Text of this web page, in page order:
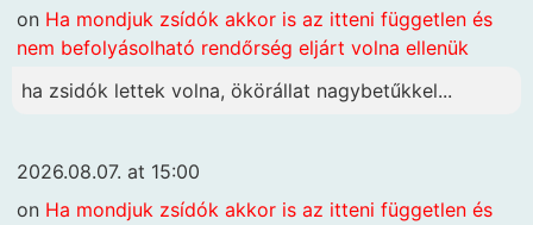
on Ha mondjuk zsídók akkor is az itteni független és
nem befolyásolható rendőrség eljárt volna ellenük
ha zsidók lettek volna, ökörállat nagybetűkkel...
2026.08.07. at 15:00
on Ha mondjuk zsídók akkor is az itteni független és